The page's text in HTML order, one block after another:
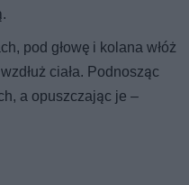
pod głowę i kolana włóż
ciała. Podnosząc
a opuszczając je –